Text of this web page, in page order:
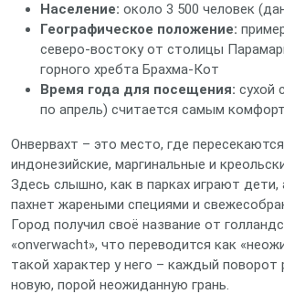
Население: около 3 500 человек
Географическое положение:
северо‑востоку от столицы
горного хребта Брахма‑Кот
Время года для посещения: сухой
по апрель) считается самым
Онвервахт – это место, где
индонезийские, маргинальные и
Здесь слышно, как в парках играют дети,
пахнет жареными специями и
Город получил своё название от
«onverwacht», что переводится как
такой характер у него – каждый поворот
новую, порой неожиданную грань.